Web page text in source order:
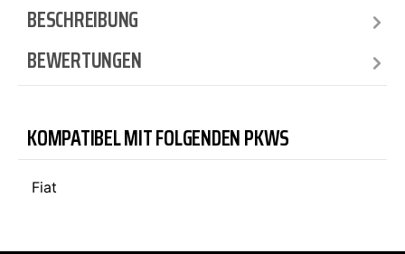
BESCHREIBUNG
BEWERTUNGEN
KOMPATIBEL MIT FOLGENDEN PKWS
Fiat